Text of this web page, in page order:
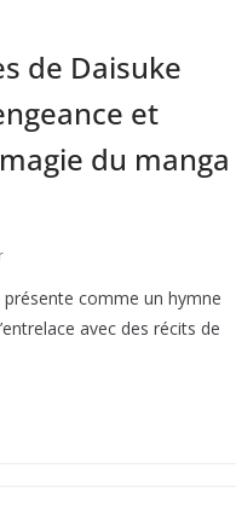
de Daisuke
et
du manga
comme un hymne
avec des récits de